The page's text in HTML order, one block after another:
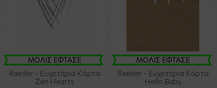
ΜΟΛΙΣ ΕΦΤΑΣΕ
Raeder - Ευχετήρια Κάρτα
Zen Hearts
ΜΟΛΙΣ ΕΦΤΑΣΕ
Raeder - Ευχετήρια Κάρτα
Hello Baby